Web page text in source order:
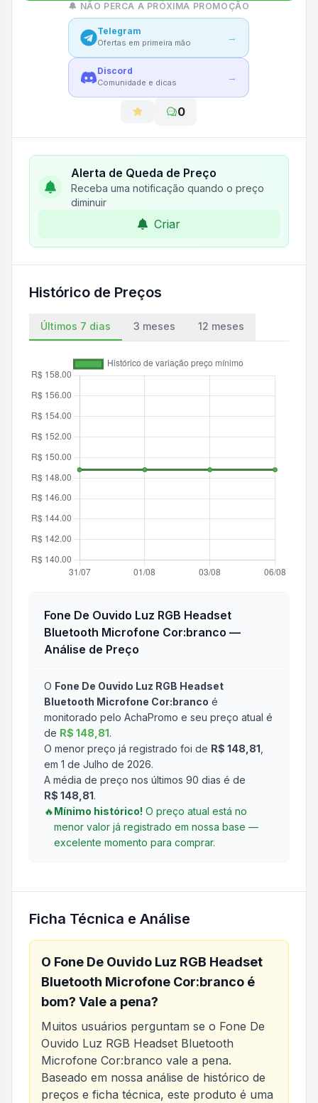
🔔 NÃO PERCA A PRÓXIMA PROMOÇÃO
Telegram
Ofertas em primeira mão →
Discord
Comunidade e dicas →
0
Alerta de Queda de Preço
Receba uma notificação quando o preço
diminuir
Criar
Histórico de Preços
Últimos 7 dias 3 meses 12 meses
Fone De Ouvido Luz RGB Headset
Bluetooth Microfone Cor:branco —
Análise de Preço
O Fone De Ouvido Luz RGB Headset
Bluetooth Microfone Cor:branco é
monitorado pelo AchaPromo e seu preço atual é
de R$ 148,81.
O menor preço já registrado foi de R$ 148,81
em 1 de Julho de 2026.
A média de preço nos últimos 90 dias é de
R$ 148,81.
🔥Mínimo histórico! O preço atual está no
menor valor já registrado em nossa base —
excelente momento para comprar.
Ficha Técnica e Análise
O Fone De Ouvido Luz RGB Headset
Bluetooth Microfone Cor:branco é
bom? Vale a pena?
Muitos usuários perguntam se o Fone De
Ouvido Luz RGB Headset Bluetooth
Microfone Cor:branco vale a pena.
Baseado em nossa análise de histórico de
preços e ficha técnica, este produto é uma